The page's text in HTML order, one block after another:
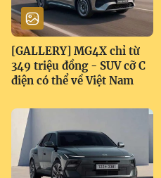
[GALLERY] MG4X chỉ từ
349 triệu đồng - SUV cỡ C
điện có thể về Việt Nam